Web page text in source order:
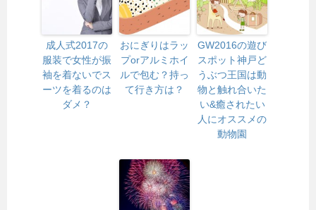
成人式2017の
服装で女性が振
袖を着ないでス
ーツを着るのは
ダメ？
おにぎりはラッ
プorアルミホイ
ルで包む？持っ
て行き方は？
GW2016の遊び
スポット神戸ど
うぶつ王国は動
物と触れ合いた
い&癒されたい
人にオススメの
動物園